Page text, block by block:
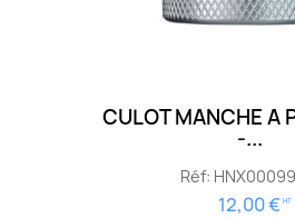
CULOT MANCHE A
-...
Réf:
12,00 € HT